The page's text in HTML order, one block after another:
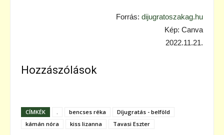
Forrás: dijugratoszakag.hu
Kép: Canva
2022.11.21.
Hozzászólások
CÍMKÉK bencses réka
Díjugratás - belföld
kámán nóra
kiss lizanna Tavasi Eszter